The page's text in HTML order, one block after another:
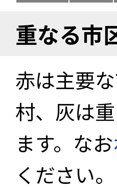
重なる市
赤は主要
村、灰は
ます。なお
ください。